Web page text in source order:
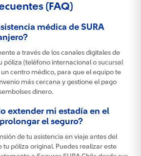
(FAQ)
médica de SURA
a través de los canales digitales de
póliza (teléfono internacional o sucursal
centro médico, para que el equipo te
más cercana y gestione el pago
dinero.
extender mi estadía en el
el seguro?
de tu asistencia en viaje antes del
póliza original. Puedes realizar este